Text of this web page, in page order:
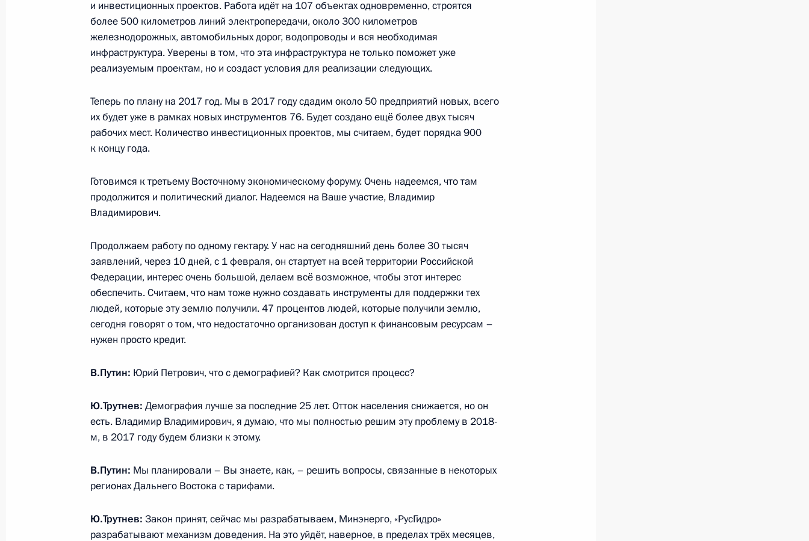
Совещание по экономическим вопросам
18 января 2017 года, 15:00 Москва, Кремль
Открыты газопровод Бованенково – Ухта-2 и нефтепроводы
Заполярье – Пурпе и Куюмба – Тайшет
18 января 2017 года, 13:45 Москва, Кремль
17 января 2017 года, вторник
Совместная пресс-конференция с Президентом Молдовы Игорем
17 января 2017 года, 16:20 Москва, Кремль
Переговоры с Президентом Молдовы Игорем Додоном
17 января 2017 года, 15:45 Москва, Кремль
9
16 января 2017 года, понедельник
Рабочая встреча с Министром промышленности и торговли
Денисом Мантуровым
16 января 2017 года, 14:25 Москва, Кремль
3
и инвестиционных проектов. Работа идёт на 107 объектах одновременно, строятся
более 500 километров линий электропередачи, около 300 километров
железнодорожных, автомобильных дорог, водопроводы и вся необходимая
инфраструктура. Уверены в том, что эта инфраструктура не только поможет уже
реализуемым проектам, но и создаст условия для реализации следующих.
Теперь по плану на 2017 год. Мы в 2017 году сдадим около 50 предприятий новых, всего
их будет уже в рамках новых инструментов 76. Будет создано ещё более двух тысяч
рабочих мест. Количество инвестиционных проектов, мы считаем, будет порядка 900
к концу года.
Готовимся к третьему Восточному экономическому форуму. Очень надеемся, что там
продолжится и политический диалог. Надеемся на Ваше участие, Владимир
Владимирович.
Продолжаем работу по одному гектару. У нас на сегодняшний день более 30 тысяч
заявлений, через 10 дней, с 1 февраля, он стартует на всей территории Российской
Федерации, интерес очень большой, делаем всё возможное, чтобы этот интерес
обеспечить. Считаем, что нам тоже нужно создавать инструменты для поддержки тех
людей, которые эту землю получили. 47 процентов людей, которые получили землю,
сегодня говорят о том, что недостаточно организован доступ к финансовым ресурсам –
нужен просто кредит.
В.Путин: Юрий Петрович, что с демографией? Как смотрится процесс?
Ю.Трутнев: Демография лучше за последние 25 лет. Отток населения снижается, но он
есть. Владимир Владимирович, я думаю, что мы полностью решим эту проблему в 2018-
м, в 2017 году будем близки к этому.
В.Путин: Мы планировали – Вы знаете, как, – решить вопросы, связанные в некоторых
регионах Дальнего Востока с тарифами.
Ю.Трутнев: Закон принят, сейчас мы разрабатываем, Минэнерго, «РусГидро»
разрабатывают механизм доведения. На это уйдёт, наверное, в пределах трёх месяцев,